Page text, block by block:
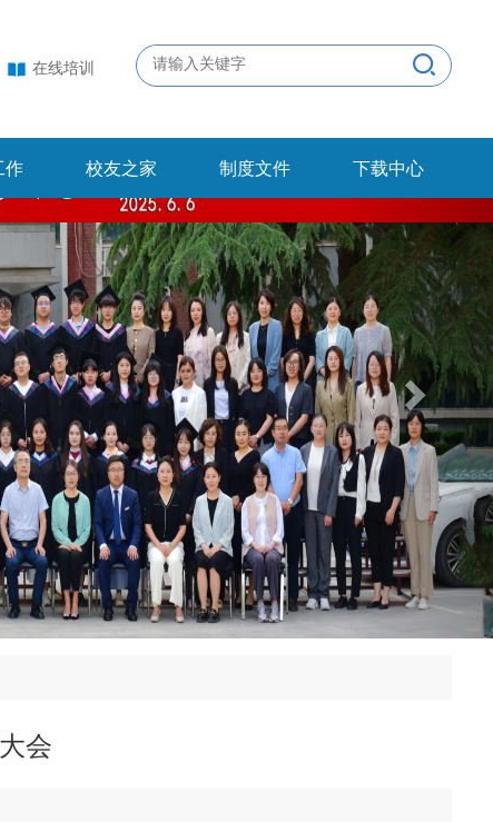
在线培训
作 校友之家 制度文件 下载中心
会